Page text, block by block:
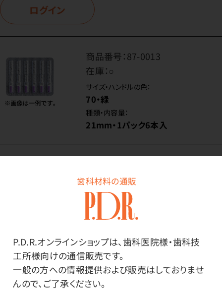
歯科材料の通販
P.D.R.オンラインショップは、歯科医院様・歯科技
工所様向けの通信販売です。
一般の方への情報提供および販売はしておりませ
んので、ご了承ください。
ログイン
商品番号：87-0013
在庫：○
サイズ・ハンドルの色：
70・緑
種類・内容量：
21mm・1パック6本入
商品番号：
在庫：○
サイズ・ハンドルの色：